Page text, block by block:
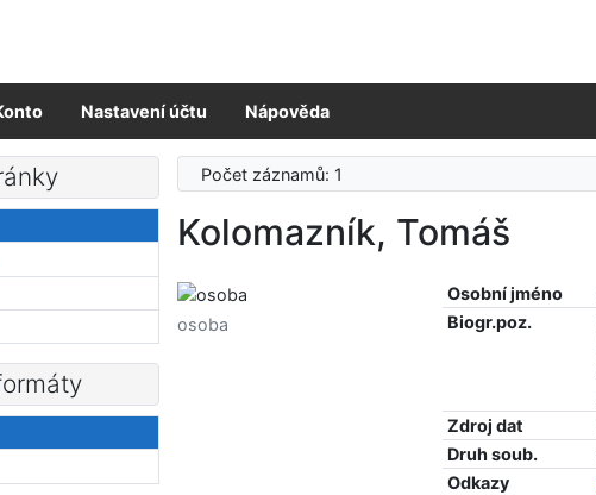
Nastavení účtu Nápověda
Počet záznamů: 1
Kolomazník, Tomáš
Osobní jméno
Biogr.poz.
Zdroj dat
Druh soub.
Odkazy
osoba